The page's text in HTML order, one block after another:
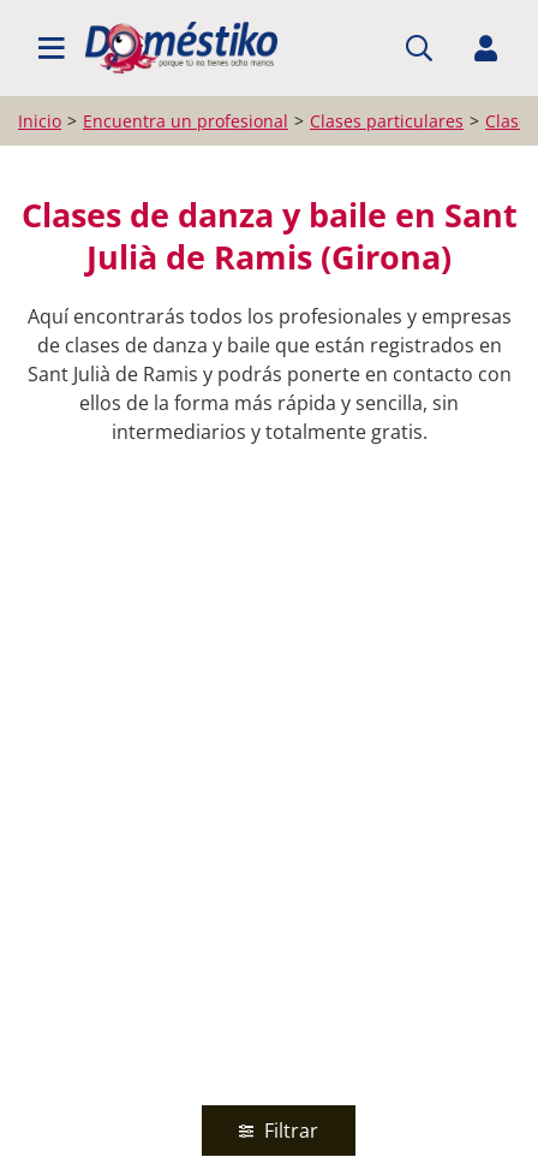
BUSCAR PROFESIONALES
Inicio Encuentra un profesional Clases particulares
Clases de danza y baile en Sant
Julià de Ramis (Girona)
Aquí encontrarás todos los profesionales y empresas
de clases de danza y baile que están registrados en
Sant Julià de Ramis y podrás ponerte en contacto con
ellos de la forma más rápida y sencilla, sin
intermediarios y totalmente gratis.
Filtrar